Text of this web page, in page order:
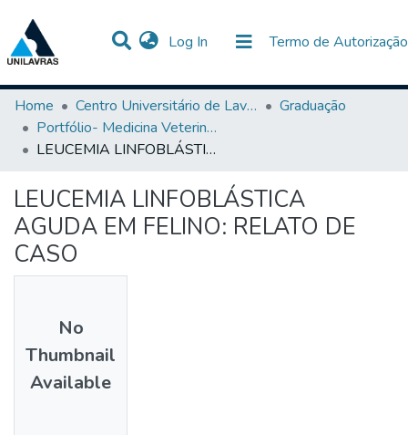
Log In (current) Termo de Autorização
Communities & Collections
Statistics
All of DSpace
Home
Centro Universitário de Lavras-UNILAVRAS
Graduação
Portfólio- Medicina Veterinária
LEUCEMIA LINFOBLÁSTICA AGUDA EM FELINO: RELATO DE CASO
LEUCEMIA LINFOBLÁSTICA
AGUDA EM FELINO: RELATO DE
CASO
No
Thumbnail
Available